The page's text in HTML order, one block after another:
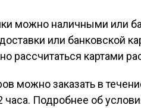
можно наличными или
или банковской
рассчитаться картами
можно заказать в
Подробнее об